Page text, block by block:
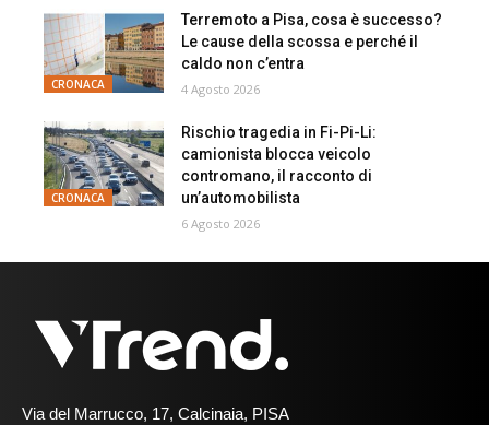
CRONACA
Terremoto a Pisa, cosa è successo?
Le cause della scossa e perché il
caldo non c’entra
4 Agosto 2026
CRONACA
Rischio tragedia in Fi-Pi-Li:
camionista blocca veicolo
contromano, il racconto di
un’automobilista
6 Agosto 2026
Via del Marrucco, 17, Calcinaia, PISA